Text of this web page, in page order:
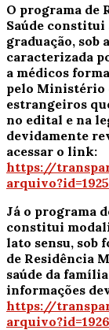
O programa de
Saúde constitui
graduação, sob
caracterizada
a médicos
pelo Ministério
estrangeiros
no edital e na
devidamente
acessar o link:
https://
arquivo?id=1925
Já o programa
constitui
lato sensu, sob
de Residência
saúde da
informações
https://
arquivo?id=1926